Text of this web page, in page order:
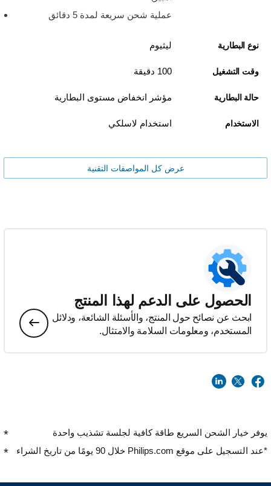
عملية شحن سريعة لمدة 5 دقائق
نوع البطارية ليثيوم
وقت التشغيل 100 دقيقة
حالة البطارية مؤشر انخفاض مستوى البطارية
الاستخدام استخدام لاسلكي
عرض كل المواصفات التقنية
الحصول على الدعم لهذا المنتج
ابحث عن نصائح حول المنتج، والأسئلة الشائعة، ودلائل
المستخدم، ومعلومات السلامة والامتثال.
يوفر خيار الشحن السريع طاقة كافية لجلسة تشذيب واحدة
*عند التسجيل على موقع Philips.com خلال 90 يومًا من تاريخ الشراء